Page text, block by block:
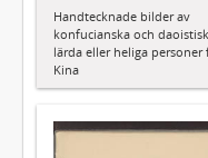
Handtecknade bilder av
konfucianska och
lärda eller heliga personer
Kina